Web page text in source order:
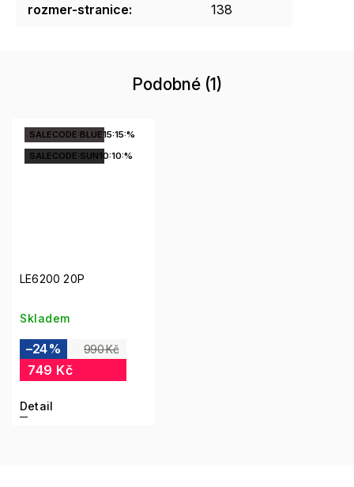
rozmer-stranice: 138
Podobné (1)
SALECODE:BLUE15:15:%
SALECODE:SUN10:10:%
LE6200 20P
Skladem
990 Kč
–24 %
749 Kč
Detail